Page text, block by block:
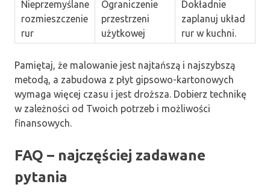
Nieprzemyślane
rozmieszczenie
rur
Ograniczenie
przestrzeni
użytkowej
Dokładnie
zaplanuj układ
rur w kuchni.
Pamiętaj, że malowanie jest najtańszą i najszybszą
metodą, a zabudowa z płyt gipsowo-kartonowych
wymaga więcej czasu i jest droższa. Dobierz technikę
w zależności od Twoich potrzeb i możliwości
finansowych.
FAQ – najczęściej zadawane
pytania